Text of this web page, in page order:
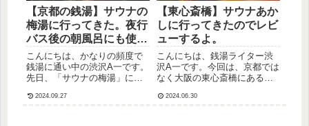
【京都の銭湯】サウナの
梅湯に行ってきた。夜行
バス後の朝風呂にも使え
るよ！
こんにちは、かなりの頻度で
銭湯に通い中の渋沢A一です。
先日、「サウナの梅湯」に行
を書きたいと思います。だい
2024.09.27
【東心斎橋】サウナあか
しに行ってきたのでレビ
ューするよ。
こんにちは、銭湯ライター渋
沢A一です。今回は、京都では
なく大阪の東心斎橋にある
ナについて書きたいと思いま
2024.06.30